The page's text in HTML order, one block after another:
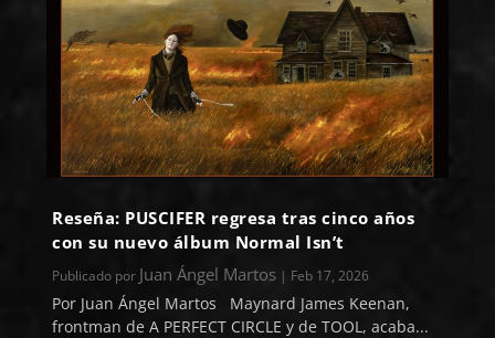
Reseña: PUSCIFER regresa tras cinco años
con su nuevo álbum Normal Isn’t
Publicado por Juan Ángel Martos | Feb 17, 2026
Por Juan Ángel Martos Maynard James Keenan,
frontman de A PERFECT CIRCLE y de TOOL, acaba...